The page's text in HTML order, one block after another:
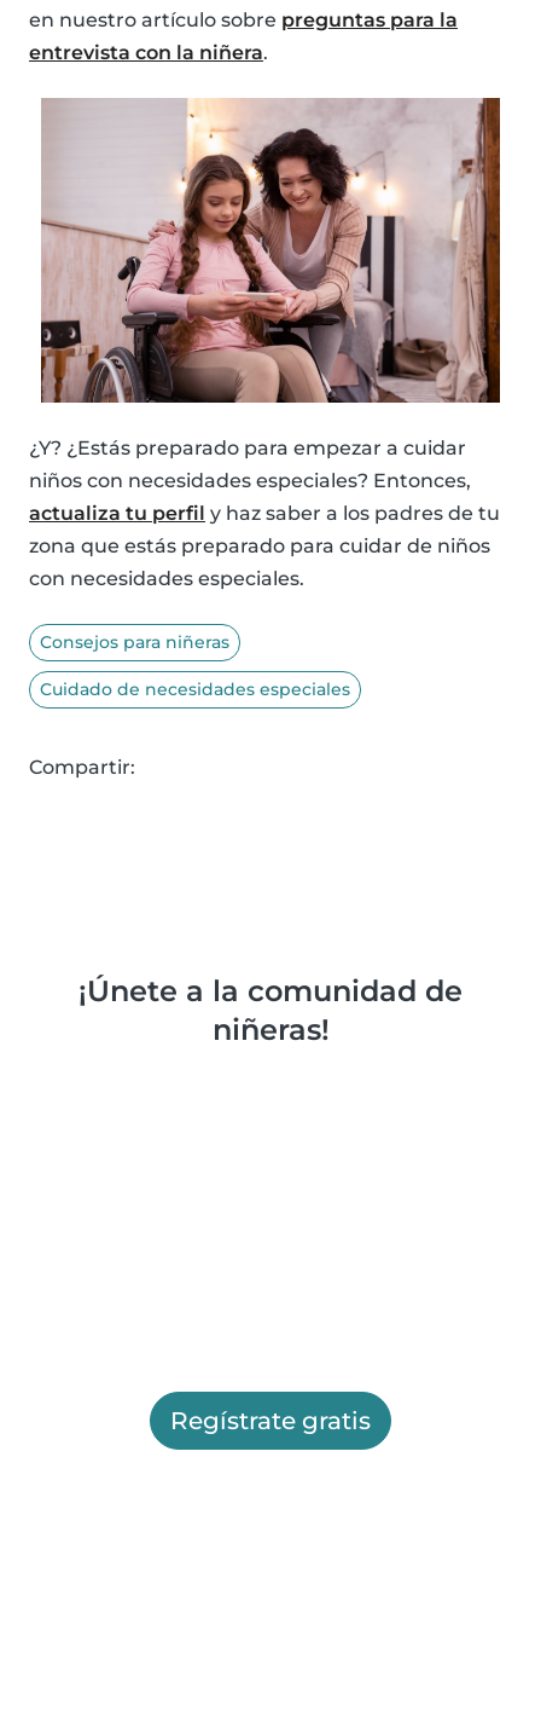
en nuestro artículo sobre preguntas para la
entrevista con la niñera.
¿Y? ¿Estás preparado para empezar a cuidar
niños con necesidades especiales? Entonces,
actualiza tu perfil y haz saber a los padres de tu
zona que estás preparado para cuidar de niños
con necesidades especiales.
Consejos para niñeras
Cuidado de necesidades especiales
Compartir:
¡Únete a la comunidad de
niñeras!
Regístrate gratis